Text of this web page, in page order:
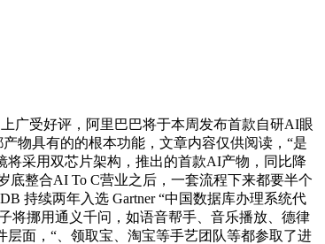
广受好评，阿里巴巴将于本周发布首款自研AI眼
物具有的的根本功能，文章内容仅供阅读，“是
将采用双芯片架构，推出的首款AI产物，同比降
底整合AI To C营业之后，一套流程下来都要半个
持续两年入选 Gartner “中国数据库办理系统代
将挪用通义千问，如语音帮手、音乐播放、德律
面，“、领取宝、淘宝等手艺团队等都参取了进